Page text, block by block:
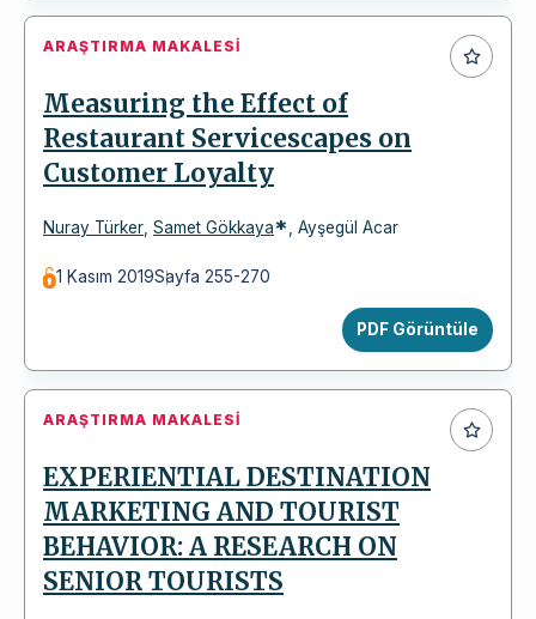
ARAŞTIRMA MAKALESI
Measuring the Effect of
Restaurant Servicescapes on
Customer Loyalty
Nuray Türker, Samet Gökkaya*, Ayşegül Acar
1 Kasım 2019Sayfa 255-270
PDF Görüntüle
ARAŞTIRMA MAKALESI
EXPERIENTIAL DESTINATION
MARKETING AND TOURIST
BEHAVIOR: A RESEARCH ON
SENIOR TOURISTS